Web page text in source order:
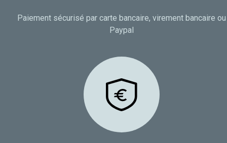
Paiement sécurisé par carte bancaire, virement bancaire ou
Paypal